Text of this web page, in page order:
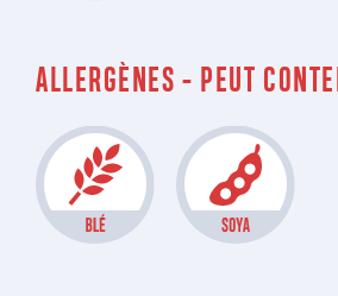
ALLERGÈNES - PEUT